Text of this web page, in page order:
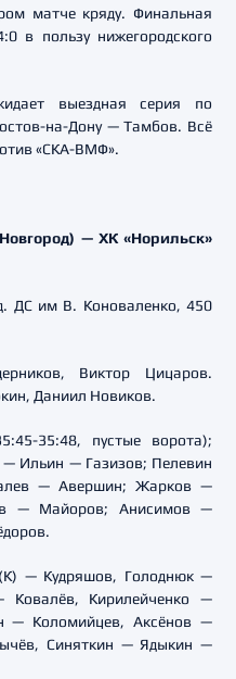
матче кряду. Финальная
в пользу нижегородского
выездная серия по
на-Дону — Тамбов. Всё
«СКА-ВМФ».
— ХК «Норильск»
ДС им В. Коноваленко, 450
Виктор Цицаров.
Даниил Новиков.
35:48, пустые ворота);
Ильин — Газизов; Пелевин
— Авершин; Жарков —
— Майоров; Анисимов —
— Кудряшов, Голоднюк —
Кирилейченко —
— Коломийцев, Аксёнов —
Синяткин — Ядыкин —